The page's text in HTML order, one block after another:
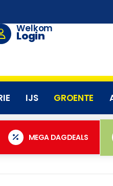
Welkom
Login
IJS GROENTE
MEGA DAGDEALS